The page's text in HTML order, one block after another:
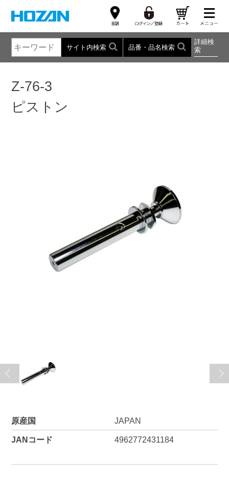
サイト内検索 品番・品名検索
詳細検
索
Z-76-3
ピストン
原産国 JAPAN
JANコード 4962772431184